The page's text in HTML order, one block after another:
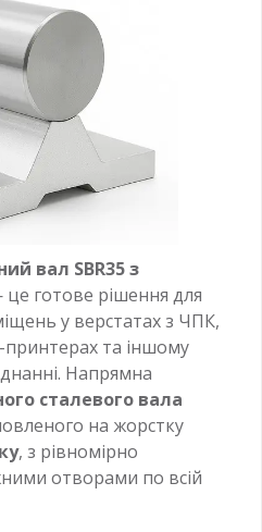
вал SBR35 з
готове рішення для
у верстатах з ЧПК,
та іншому
Напрямна
сталевого вала
на жорстку
, з рівномірно
отворами по всій